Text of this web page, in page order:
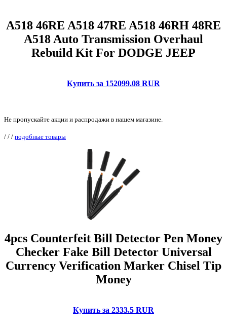
A518 46RE A518 47RE A518 46RH 48RE
A518 Auto Transmission Overhaul
Rebuild Kit For DODGE JEEP
Купить за 152099.08 RUR
Не пропускайте акции и распродажи в нашем магазине.
/ / / подобные товары
4pcs Counterfeit Bill Detector Pen Money
Checker Fake Bill Detector Universal
Currency Verification Marker Chisel Tip
Money
Купить за 2333.5 RUR